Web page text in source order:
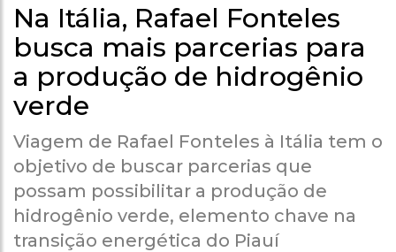
Na Itália, Rafael Fonteles
busca mais parcerias para
a produção de hidrogênio
verde
Viagem de Rafael Fonteles à Itália tem o
objetivo de buscar parcerias que
possam possibilitar a produção de
hidrogênio verde, elemento chave na
transição energética do Piauí